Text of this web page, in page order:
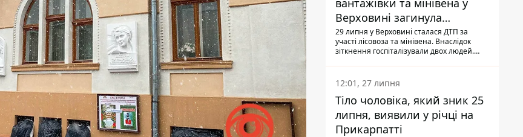
вантажівки та мінівена у
Верховині загинула
пасажирка, водійка - у
лікарні
29 липня у Верховині сталася ДТП за
участі лісовоза та мінівена. Внаслідок
зіткнення госпіталізували двох людей.
Також травми отримала водійка
автомобіля.
12:01, 27 липня
Тіло чоловіка, який зник 25
липня, виявили у річці на
Прикарпатті